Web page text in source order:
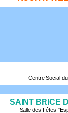
Centre Social
SAINT BRICE
Salle des Fêtes